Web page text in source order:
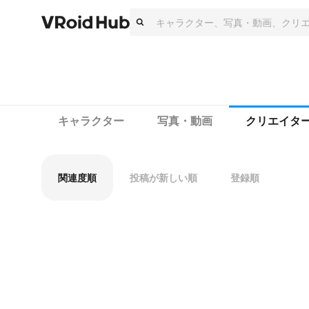
キャラクター 写真・動画 クリエイタ
関連度順 投稿が新しい順 登録順